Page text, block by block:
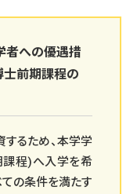
者への優遇措
士前期課程の
るため、本学学
程)へ入学を希
の条件を満たす